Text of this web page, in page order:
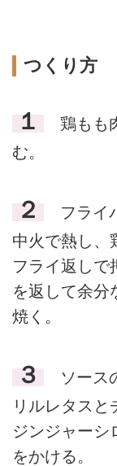
つくり方
１
鶏もも
む。
２
フライ
中火で熱し、
フライ返しで
を返して余分
焼く。
３
ソース
リルレタスと
ジンジャーシ
をかける。